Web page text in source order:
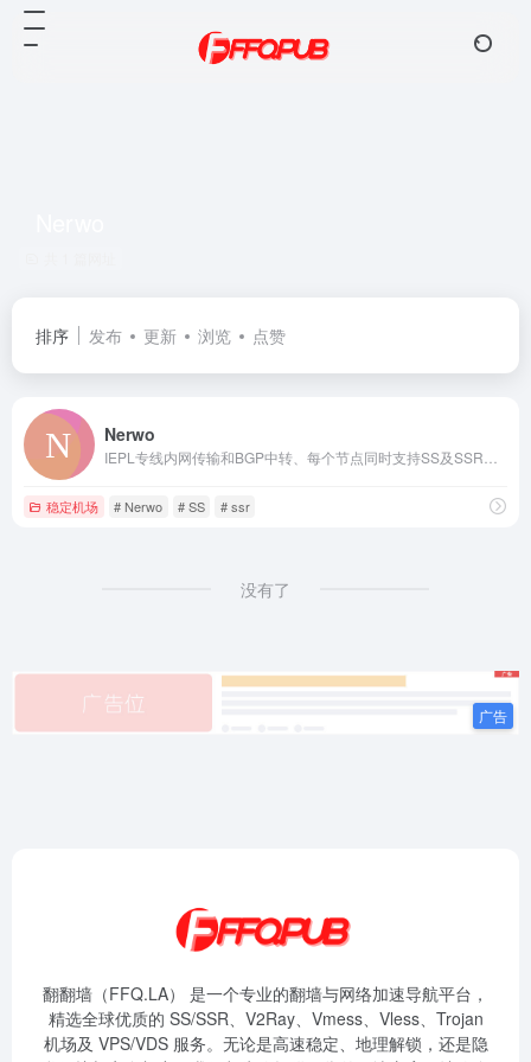
排序 发布 更新 浏览 点赞
Nerwo
稳定机场 # Nerwo # SS # ssr
没有了
翻翻墙（FFQ.LA） 是一个专业的翻墙与网络加速导航平台，
精选全球优质的 SS/SSR、V2Ray、Vmess、Vless、Trojan
机场及 VPS/VDS 服务。无论是高速稳定、地理解锁，还是隐